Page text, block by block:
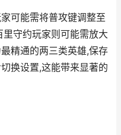
可能需将普攻键调整至
守约玩家则可能需放大
精通的两三类英雄,保存
换设置,这能带来显著的